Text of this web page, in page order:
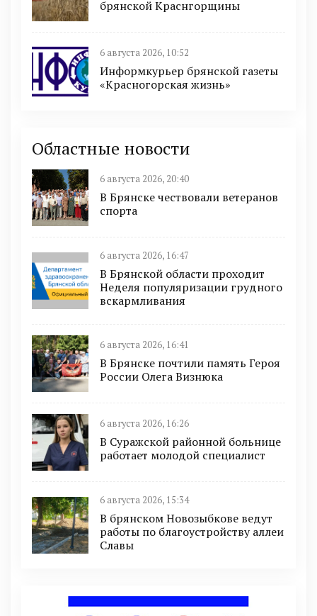
брянской Краснгорщины
6 августа 2026, 10:52
Информкурьер брянской газеты
«Красногорская жизнь»
Областные новости
6 августа 2026, 20:40
В Брянске чествовали ветеранов
спорта
6 августа 2026, 16:47
В Брянской области проходит
Неделя популяризации грудного
вскармливания
6 августа 2026, 16:41
В Брянске почтили память Героя
России Олега Визнюка
6 августа 2026, 16:26
В Суражской районной больнице
работает молодой специалист
6 августа 2026, 15:34
В брянском Новозыбкове ведут
работы по благоустройству аллеи
Славы